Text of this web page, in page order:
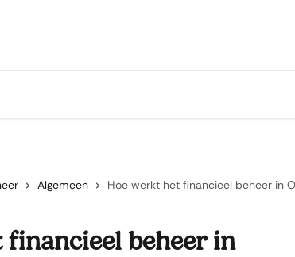
Algemeen Hoe werkt het financieel beheer in
beheer in